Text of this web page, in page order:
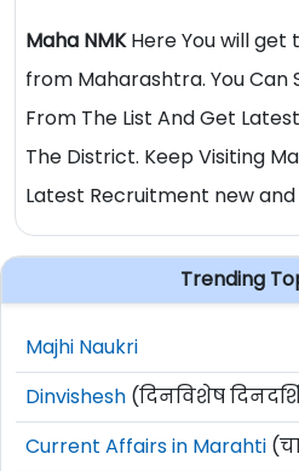
Maha NMKHere You will get
from Maharashtra. You Can
From The List And Get
The District. Keep Visiting
Latest Recruitment new
Trending
Majhi Naukri
Dinvishesh (दिनविशेष
Current Affairs in Marahti